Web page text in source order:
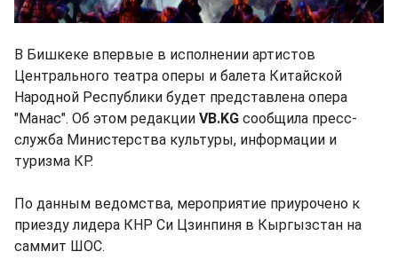
В Бишкеке впервые в исполнении артистов
Центрального театра оперы и балета Китайской
Народной Республики будет представлена опера
"Манас". Об этом редакции VB.KG сообщила пресс-
служба Министерства культуры, информации и
туризма КР.
По данным ведомства, мероприятие приурочено к
приезду лидера КНР Си Цзинпиня в Кыргызстан на
саммит ШОС.